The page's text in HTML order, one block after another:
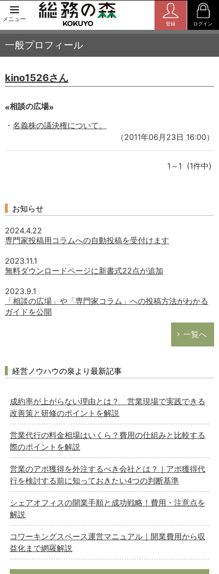
メニュー
登録 ログイン
一般プロフィール
kino1526さん
相談の広場
名義株の議決権について。
（2011年06月23日 16:00）
1～1 (1件中)
お知らせ
2024.4.22
専門家投稿用コラムへの自動投稿を受付けます
2023.11.1
無料ダウンロードページに新書式22点が追加
2023.9.1
「相談の広場」や「専門家コラム」への投稿方法がわかる
ガイドを公開
一覧へ
経営ノウハウの泉より最新記事
成約率が上がらない理由とは？ 営業現場で実践できる
改善策と研修のポイントを解説
営業代行の料金相場はいくら？費用の仕組みと比較する
際のポイントを解説
営業のアポ獲得を外注するべき会社とは？｜アポ獲得代
行を検討する前に知っておきたい4つの判断基準
シェアオフィスの開業手順と成功戦略！費用・注意点を
解説
コワーキングスペース運営マニュアル｜開業費用から収
益化まで網羅解説